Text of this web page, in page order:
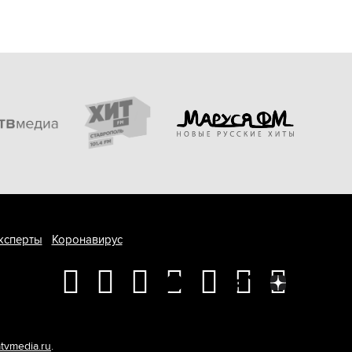
Коронавирус
.